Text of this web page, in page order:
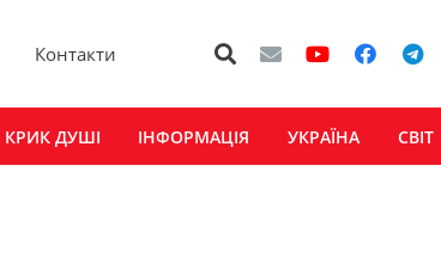
Контакти
КРИК ДУШІ ІНФОРМАЦІЯ УКРАЇНА СВІТ